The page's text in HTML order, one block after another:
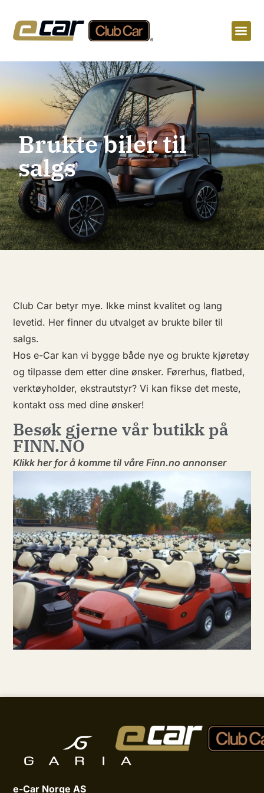
Brukte biler til
salgs
Club Car betyr mye. Ikke minst kvalitet og lang
levetid. Her finner du utvalget av brukte biler til
salgs.
Hos e-Car kan vi bygge både nye og brukte kjøretøy
og tilpasse dem etter dine ønsker. Førerhus, flatbed,
verktøyholder, ekstrautstyr? Vi kan fikse det meste,
kontakt oss med dine ønsker!
Besøk gjerne vår butikk på
FINN.NO
Klikk her for å komme til våre Finn.no annonser
e-Car Norge AS